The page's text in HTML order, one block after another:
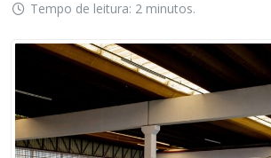
Tempo de leitura: 2 minutos.